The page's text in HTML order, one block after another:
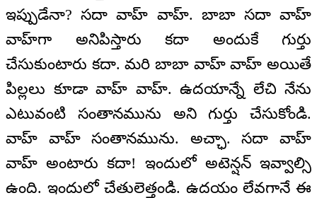
ఇప్పుడేనా? సదా వాహ్ వాహ్. బాబా సదా వాహ్
వాహ్‌గా అనిపిస్తారు కదా అందుకే గుర్తు
చేసుకుంటారు కదా. మరి బాబా వాహ్ వాహ్ అయితే
పిల్లలు కూడా వాహ్ వాహ్. ఉదయాన్నే లేచి నేను
ఎటువంటి సంతానమును అని గుర్తు చేసుకోండి.
వాహ్ వాహ్ సంతానమును. అచ్ఛా. సదా వాహ్
వాహ్ అంటారు కదా! ఇందులో అటెన్షన్ ఇవ్వాల్సి
ఉంది. ఇందులో చేతులెత్తండి. ఉదయం లేవగానే ఈ